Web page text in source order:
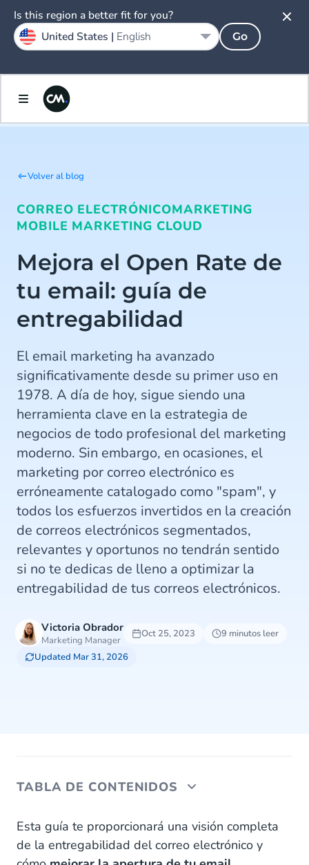
Volver al blog
CORREO ELECTRÓNICOMARKETING
MOBILE MARKETING CLOUD
Mejora el Open Rate de
tu email: guía de
entregabilidad
El email marketing ha avanzado
significativamente desde su primer uso en
1978. A día de hoy, sigue siendo una
herramienta clave en la estrategia de
negocios de todo profesional del marketing
moderno. Sin embargo, en ocasiones, el
marketing por correo electrónico es
erróneamente catalogado como "spam", y
todos los esfuerzos invertidos en la creación
de correos electrónicos segmentados,
relevantes y oportunos no tendrán sentido
si no te dedicas de lleno a optimizar la
entregabilidad de tus correos electrónicos.
Victoria Obrador
Marketing Manager
Oct 25, 2023
9 minutos leer
Updated Mar 31, 2026
TABLA DE CONTENIDOS
1. ¿Qué es la entregabilidad de correo electrónico?
2. ¿Por qué es importante la entregabilidad de
Esta guía te proporcionará una visión completa
de la entregabilidad del correo electrónico y
Is this region a better fit for you?
United States | English Go